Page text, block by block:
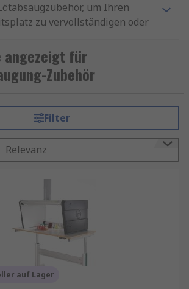
um Ihren
zu vervollständigen oder
wurde
Ihrer spezifischen Marke von
entwickelt.
Lötabsaugadapter,
mit Lötabsaugung, Löt-
und Halterungen,
Lötabsaughauben
und -arme.
und RS PRO und bietet
für Leistung und
angezeigt für
Zubehör
Filter
Relevanz
auf Lager